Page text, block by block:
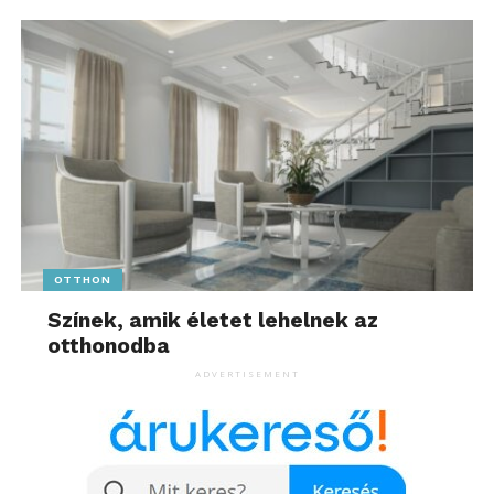
OTTHON
Színek, amik életet lehelnek az
otthonodba
ADVERTISEMENT